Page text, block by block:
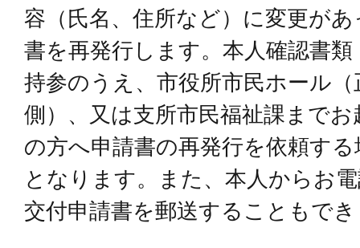
容（氏名、住所など）に変更が
書を再発行します。本人確認書
持参のうえ、市役所市民ホール
側）、又は支所市民福祉課まで
の方へ申請書の再発行を依頼す
となります。また、本人からお
交付申請書を郵送することもで